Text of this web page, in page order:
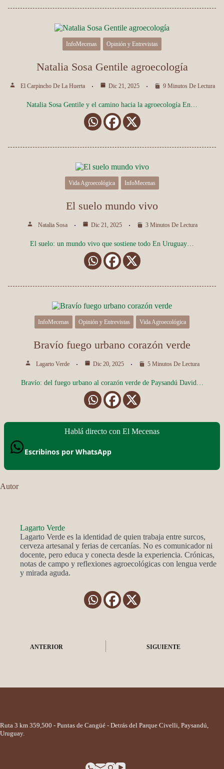
InfoMecenas Opinión y Entrevistas
Natalia Sosa Gentile agroecología
El Carpincho De La Huerta Dic 21, 2025 9 Minutos De Lectura
Natalia Sosa Gentile y el camino hacia la agroecología En…
Vida Agroecológica InfoMecenas
El suelo mundo vivo
Natalia Sosa Dic 21, 2025 3 Minutos De Lectura
El suelo: un mundo vivo que sostiene todo En Uruguay…
InfoMecenas Opinión y Entrevistas Vida Agroecológica
Bravío fuego urbano corazón verde
Lagarto Verde Dic 20, 2025 5 Minutos De Lectura
Bravío: del fuego urbano al corazón verde de Paysandú David…
Hablá directo con El Mecenas
Escribinos por WhatsApp
Autor
Lagarto Verde
Lagarto Verde es la identidad de quien trabaja entre surcos,
cerveza artesanal y ferias de cercanías. No es comunicador ni
docente, pero educa y conecta desde la experiencia. Crónicas,
notas de campo y reflexiones agroecológicas con lengua verde
y mirada aguda.
ANTERIOR SIGUIENTE
Ruta 3 km 359,500 - Puntas de Cangüé - Detrás del Parque Civelli, Paysandú,
Uruguay.